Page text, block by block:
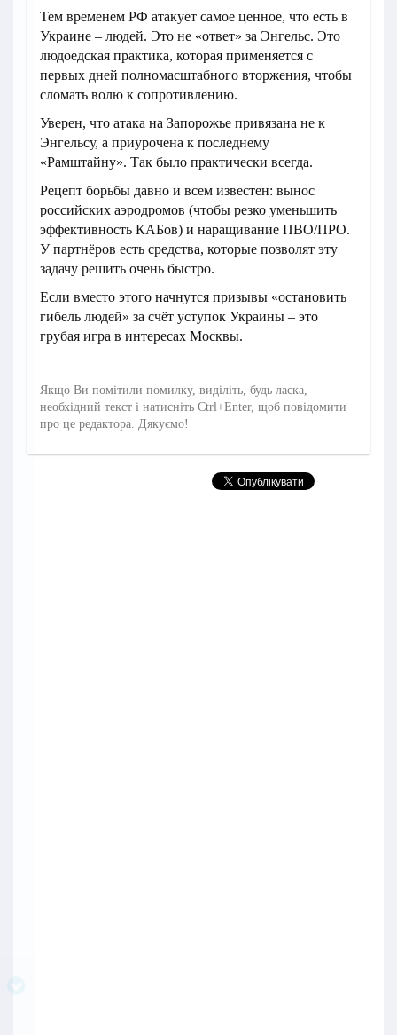
Тем временем РФ атакует самое ценное, что есть в
Украине – людей. Это не «ответ» за Энгельс. Это
людоедская практика, которая применяется с
первых дней полномасштабного вторжения, чтобы
сломать волю к сопротивлению.
Уверен, что атака на Запорожье привязана не к
Энгельсу, а приурочена к последнему
«Рамштайну». Так было практически всегда.
Рецепт борьбы давно и всем известен: вынос
российских аэродромов (чтобы резко уменьшить
эффективность КАБов) и наращивание ПВО/ПРО.
У партнёров есть средства, которые позволят эту
задачу решить очень быстро.
Если вместо этого начнутся призывы «остановить
гибель людей» за счёт уступок Украины – это
грубая игра в интересах Москвы.
Якщо Ви помітили помилку, виділіть, будь ласка,
необхідний текст і натисніть Ctrl+Enter, щоб повідомити
про це редактора. Дякуємо!